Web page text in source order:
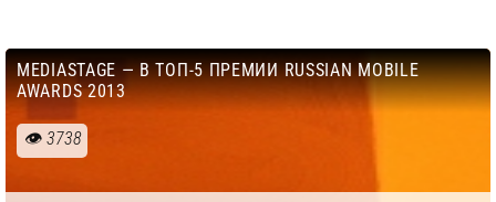
MEDIASTAGE — В ТОП-5 ПРЕМИИ RUSSIAN MOBILE
AWARDS 2013
3738